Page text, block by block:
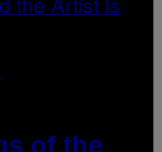
of the